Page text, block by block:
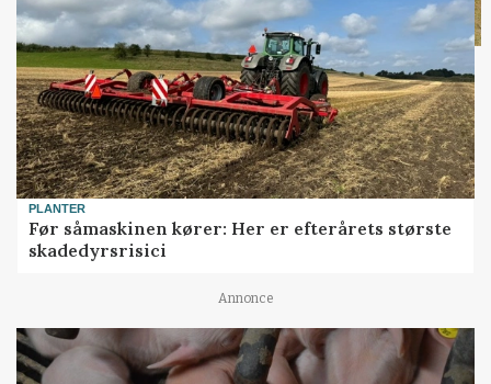
PLANTER
Før såmaskinen kører: Her er efterårets største
skadedyrsrisici
Annonce